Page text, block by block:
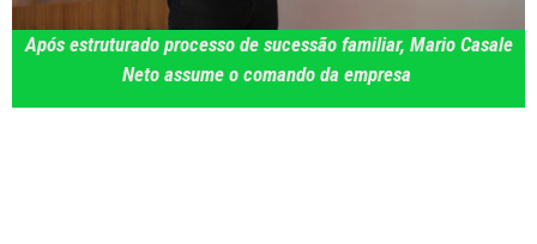
Após estruturado processo de sucessão familiar, Mario Casale
Neto assume o comando da empresa